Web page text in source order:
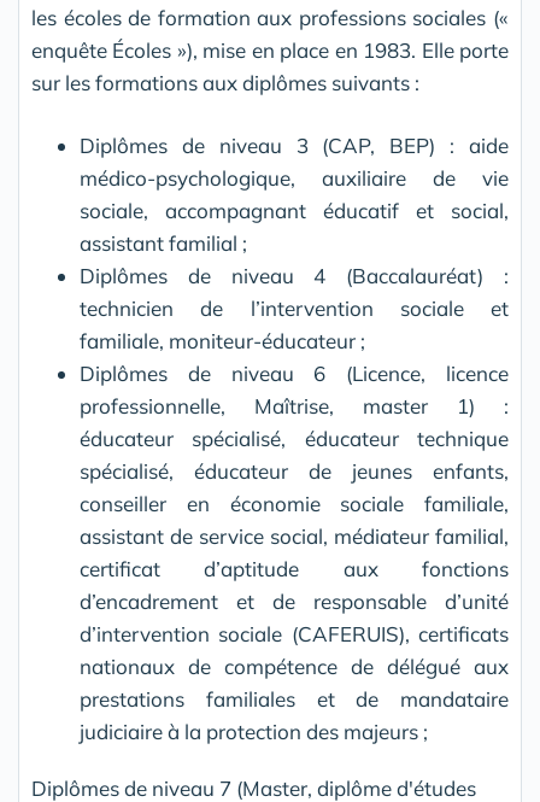
les écoles de formation aux professions sociales («
enquête Écoles »), mise en place en 1983. Elle porte
sur les formations aux diplômes suivants :
Diplômes de niveau 3 (CAP, BEP) : aide
médico-psychologique, auxiliaire de vie
sociale, accompagnant éducatif et social,
assistant familial ;
Diplômes de niveau 4 (Baccalauréat) :
technicien de l’intervention sociale et
familiale, moniteur-éducateur ;
Diplômes de niveau 6 (Licence, licence
professionnelle, Maîtrise, master 1) :
éducateur spécialisé, éducateur technique
spécialisé, éducateur de jeunes enfants,
conseiller en économie sociale familiale,
assistant de service social, médiateur familial,
certificat d’aptitude aux fonctions
d’encadrement et de responsable d’unité
d’intervention sociale (CAFERUIS), certificats
nationaux de compétence de délégué aux
prestations familiales et de mandataire
judiciaire à la protection des majeurs ;
Diplômes de niveau 7 (Master, diplôme d'études